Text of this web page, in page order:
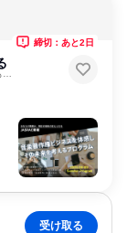
締切：あと2日
受け取る